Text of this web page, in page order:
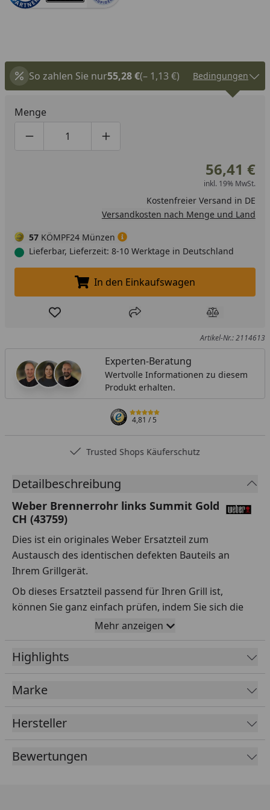
So zahlen Sie nur55,28 €(– 1,13 €) Bedingungen
Menge
Produktmenge um eins verringern
Produktmenge manuell eingeben
Produktmenge um eins erhöhen
56,41 €
inkl. 19% MwSt.
Kostenfreier Versand in DE
Versandkosten nach Menge und Land
57 KÖMPF24 Münzen
Lieferbar, Lieferzeit: 8-10 Werktage in Deutschland
In den Einkaufswagen legen
In den Einkaufswagen
Produkt zur Wunschliste hinzufügen
Teilen Produkt
Artikel-Nr.: 2114613
Experten-Beratung
Wertvolle Informationen zu diesem
Produkt erhalten.
4,81/ 5
Trusted Shops Käuferschutz
Detailbeschreibung
Weber Brennerrohr links Summit Gold
CH (43759)
Dies ist ein originales Weber Ersatzteil zum
Austausch des identischen defekten Bauteils an
Ihrem Grillgerät.
Ob dieses Ersatzteil passend für Ihren Grill ist,
können Sie ganz einfach prüfen, indem Sie sich die
Explosionszeichnung Ihres Grills anschauen und dort
das betreffende Teil heraussuchen.
Über die Seriennummer Ihres Grillgeräts kommen Sie
ganz einfach zur passenden Explosionszeichnung.
Geben Sie dafür die Seriennummer
Sollte Ihnen nicht bekannt sein, wo Sie die
Seriennummer finden, klicken Sie bitteHIER.
Mehr anzeigen
Highlights
Marke
Hersteller
Bewertungen